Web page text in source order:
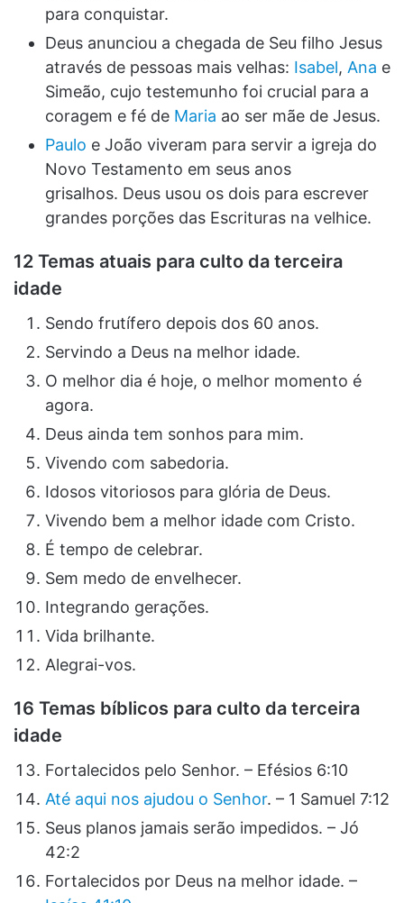
para conquistar.
Deus anunciou a chegada de Seu filho Jesus
através de pessoas mais velhas: Isabel, Ana e
Simeão, cujo testemunho foi crucial para a
coragem e fé de Maria ao ser mãe de Jesus.
Paulo e João viveram para servir a igreja do
Novo Testamento em seus anos
grisalhos. Deus usou os dois para escrever
grandes porções das Escrituras na velhice.
12 Temas atuais para culto da terceira
idade
Sendo frutífero depois dos 60 anos.
Servindo a Deus na melhor idade.
O melhor dia é hoje, o melhor momento é
agora.
Deus ainda tem sonhos para mim.
Vivendo com sabedoria.
Idosos vitoriosos para glória de Deus.
Vivendo bem a melhor idade com Cristo.
É tempo de celebrar.
Sem medo de envelhecer.
Integrando gerações.
Vida brilhante.
Alegrai-vos.
16 Temas bíblicos para culto da terceira
idade
Fortalecidos pelo Senhor. – Efésios 6:10
Até aqui nos ajudou o Senhor. – 1 Samuel 7:12
Seus planos jamais serão impedidos. – Jó
42:2
Fortalecidos por Deus na melhor idade. –